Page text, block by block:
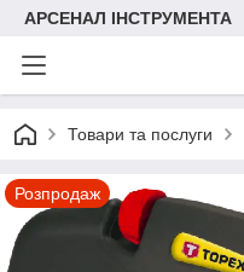
АРСЕНАЛ ІНСТРУМЕНТА
Товари та послуги
Розпродаж